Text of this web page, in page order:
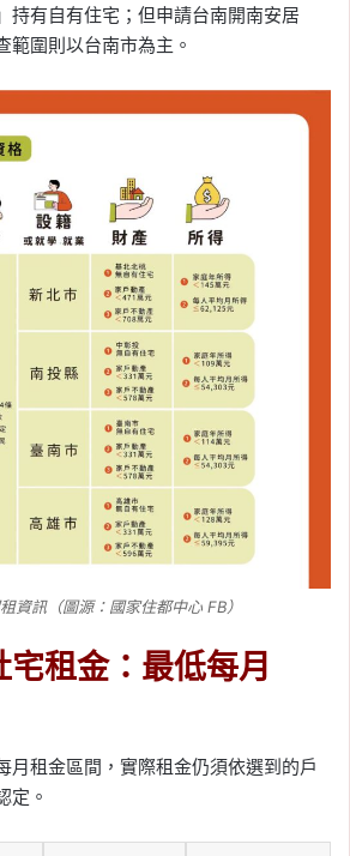
持有自有住宅；但申請台南開南安居
範圍則以台南市為主。
資訊（圖源：國家住都中心 FB）
租金：最低每月
月租金區間，實際租金仍須依選到的戶
定。